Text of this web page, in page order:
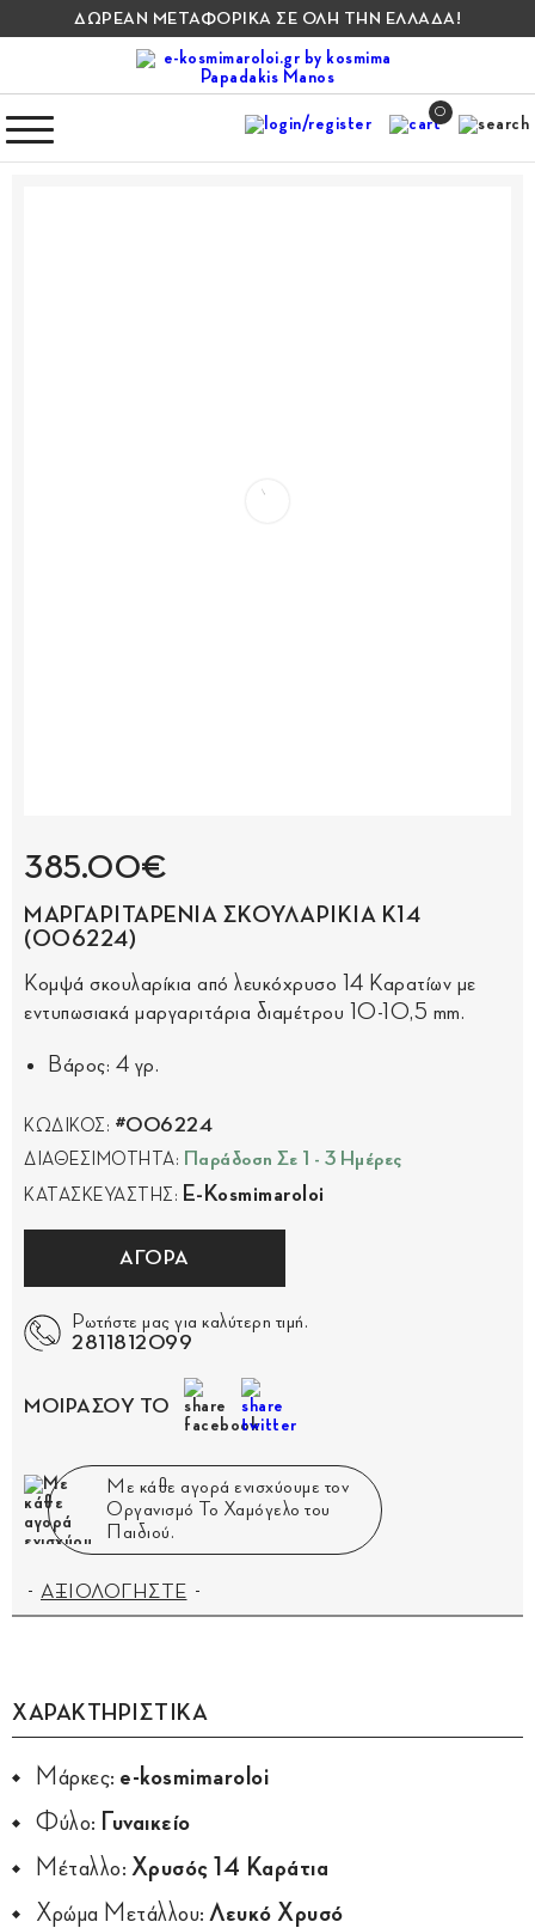
ΔΩΡΕΑΝ ΜΕΤΑΦΟΡΙΚΑ ΣΕ ΟΛΗ ΤΗΝ ΕΛΛΑΔΑ!
0
385.00€
ΜΑΡΓΑΡΙΤΑΡΕΝΙΑ ΣΚΟΥΛΑΡΙΚΙΑ Κ14
(006224)
Κομψά σκουλαρίκια από λευκόχρυσο 14 Καρατίων με
εντυπωσιακά μαργαριτάρια διαμέτρου 10-10,5 mm.
Βάρος: 4 γρ.
ΚΩΔΙΚΟΣ: #006224
ΔΙΑΘΕΣΙΜΟΤΗΤΑ: Παράδοση Σε 1 - 3 Ημέρες
ΚΑΤΑΣΚΕΥΑΣΤΗΣ: E-Kosmimaroloi
ΑΓΟΡΑ
Ρωτήστε μας για καλύτερη τιμή.
2811812099
ΜΟΙΡΑΣΟΥ ΤΟ
Με κάθε αγορά ενισχύουμε τον
Οργανισμό Το Χαμόγελο του
Παιδιού.
ΑΞΙΟΛΟΓΗΣΤΕ
ΧΑΡΑΚΤΗΡΙΣΤΙΚΑ
Μάρκες: e-kosmimaroloi
Φύλο:
Γυναικείο
Μέταλλο: Χρυσός 14 Καράτια
Χρώμα Μετάλλου: Λευκό Χρυσό